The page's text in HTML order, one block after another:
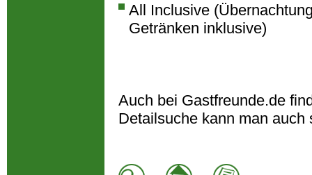
All Inclusive
Getränken inklusive)
Auch bei Gastfreunde.de
Detailsuche kann man